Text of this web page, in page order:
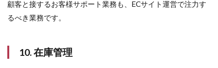
EC
サイ
いと
顧客と接するお客様サポート業務も、ECサイト運営で注力す
るべき業務です。
10. 在庫管理